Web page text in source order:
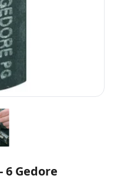
6 Gedore